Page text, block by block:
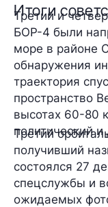
Итоги
Третий и
БОР-4 были
море в районе
обнаружения
траектория
пространство
высотах 60-80
политический
Третий
получивший
состоялся 27
спецслужбы и
ожидаемых